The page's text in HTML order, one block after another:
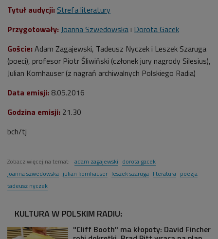
Tytuł audycji: Strefa literatury
Przygotowały: Joanna Szwedowska i Dorota Gacek
Goście: Adam Zagajewski, Tadeusz Nyczek i Leszek Szaruga
(poeci), profesor Piotr Śliwiński (członek jury nagrody Silesius),
Julian Kornhauser (z nagrań archiwalnych Polskiego Radia)
Data emisji: 8.05.2016
Godzina emisji: 21.30
bch/tj
Zobacz więcej na temat: adam zagajewski dorota gacek
joanna szwedowska julian kornhauser leszek szaruga literatura poezja
tadeusz nyczek
KULTURA W POLSKIM RADIU:
"Cliff Booth" ma kłopoty: David Fincher